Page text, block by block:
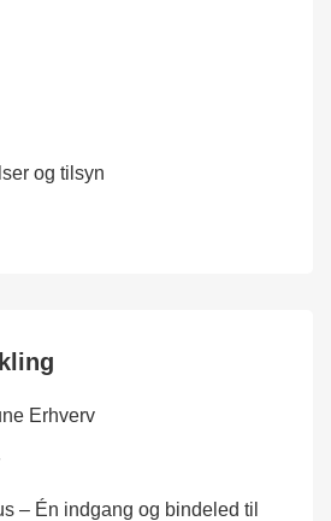
og tilsyn
Erhverv
– Én indgang og bindeled til